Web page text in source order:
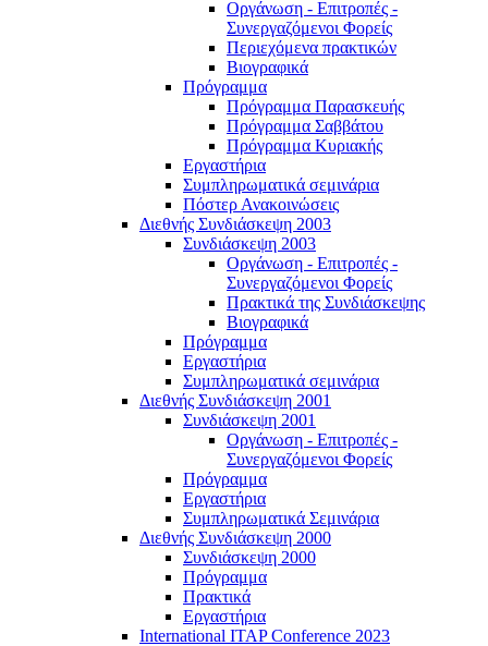
Οργάνωση - Επιτροπές -
Συνεργαζόμενοι Φορείς
Περιεχόμενα πρακτικών
Βιογραφικά
Πρόγραμμα
Πρόγραμμα Παρασκευής
Πρόγραμμα Σαββάτου
Πρόγραμμα Κυριακής
Εργαστήρια
Συμπληρωματικά σεμινάρια
Πόστερ Ανακοινώσεις
Διεθνής Συνδιάσκεψη 2003
Συνδιάσκεψη 2003
Οργάνωση - Επιτροπές -
Συνεργαζόμενοι Φορείς
Πρακτικά της Συνδιάσκεψης
Βιογραφικά
Πρόγραμμα
Εργαστήρια
Συμπληρωματικά σεμινάρια
Διεθνής Συνδιάσκεψη 2001
Συνδιάσκεψη 2001
Οργάνωση - Επιτροπές -
Συνεργαζόμενοι Φορείς
Πρόγραμμα
Εργαστήρια
Συμπληρωματικά Σεμινάρια
Διεθνής Συνδιάσκεψη 2000
Συνδιάσκεψη 2000
Πρόγραμμα
Πρακτικά
Εργαστήρια
International ITAP Conference 2023